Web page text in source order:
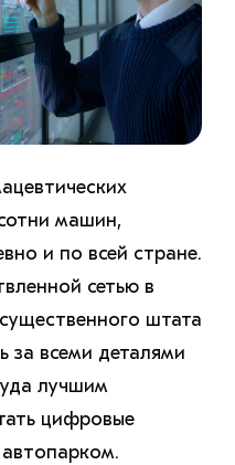
машин,
и по всей стране.
сетью в
штата
за всеми деталями
лучшим
цифровые